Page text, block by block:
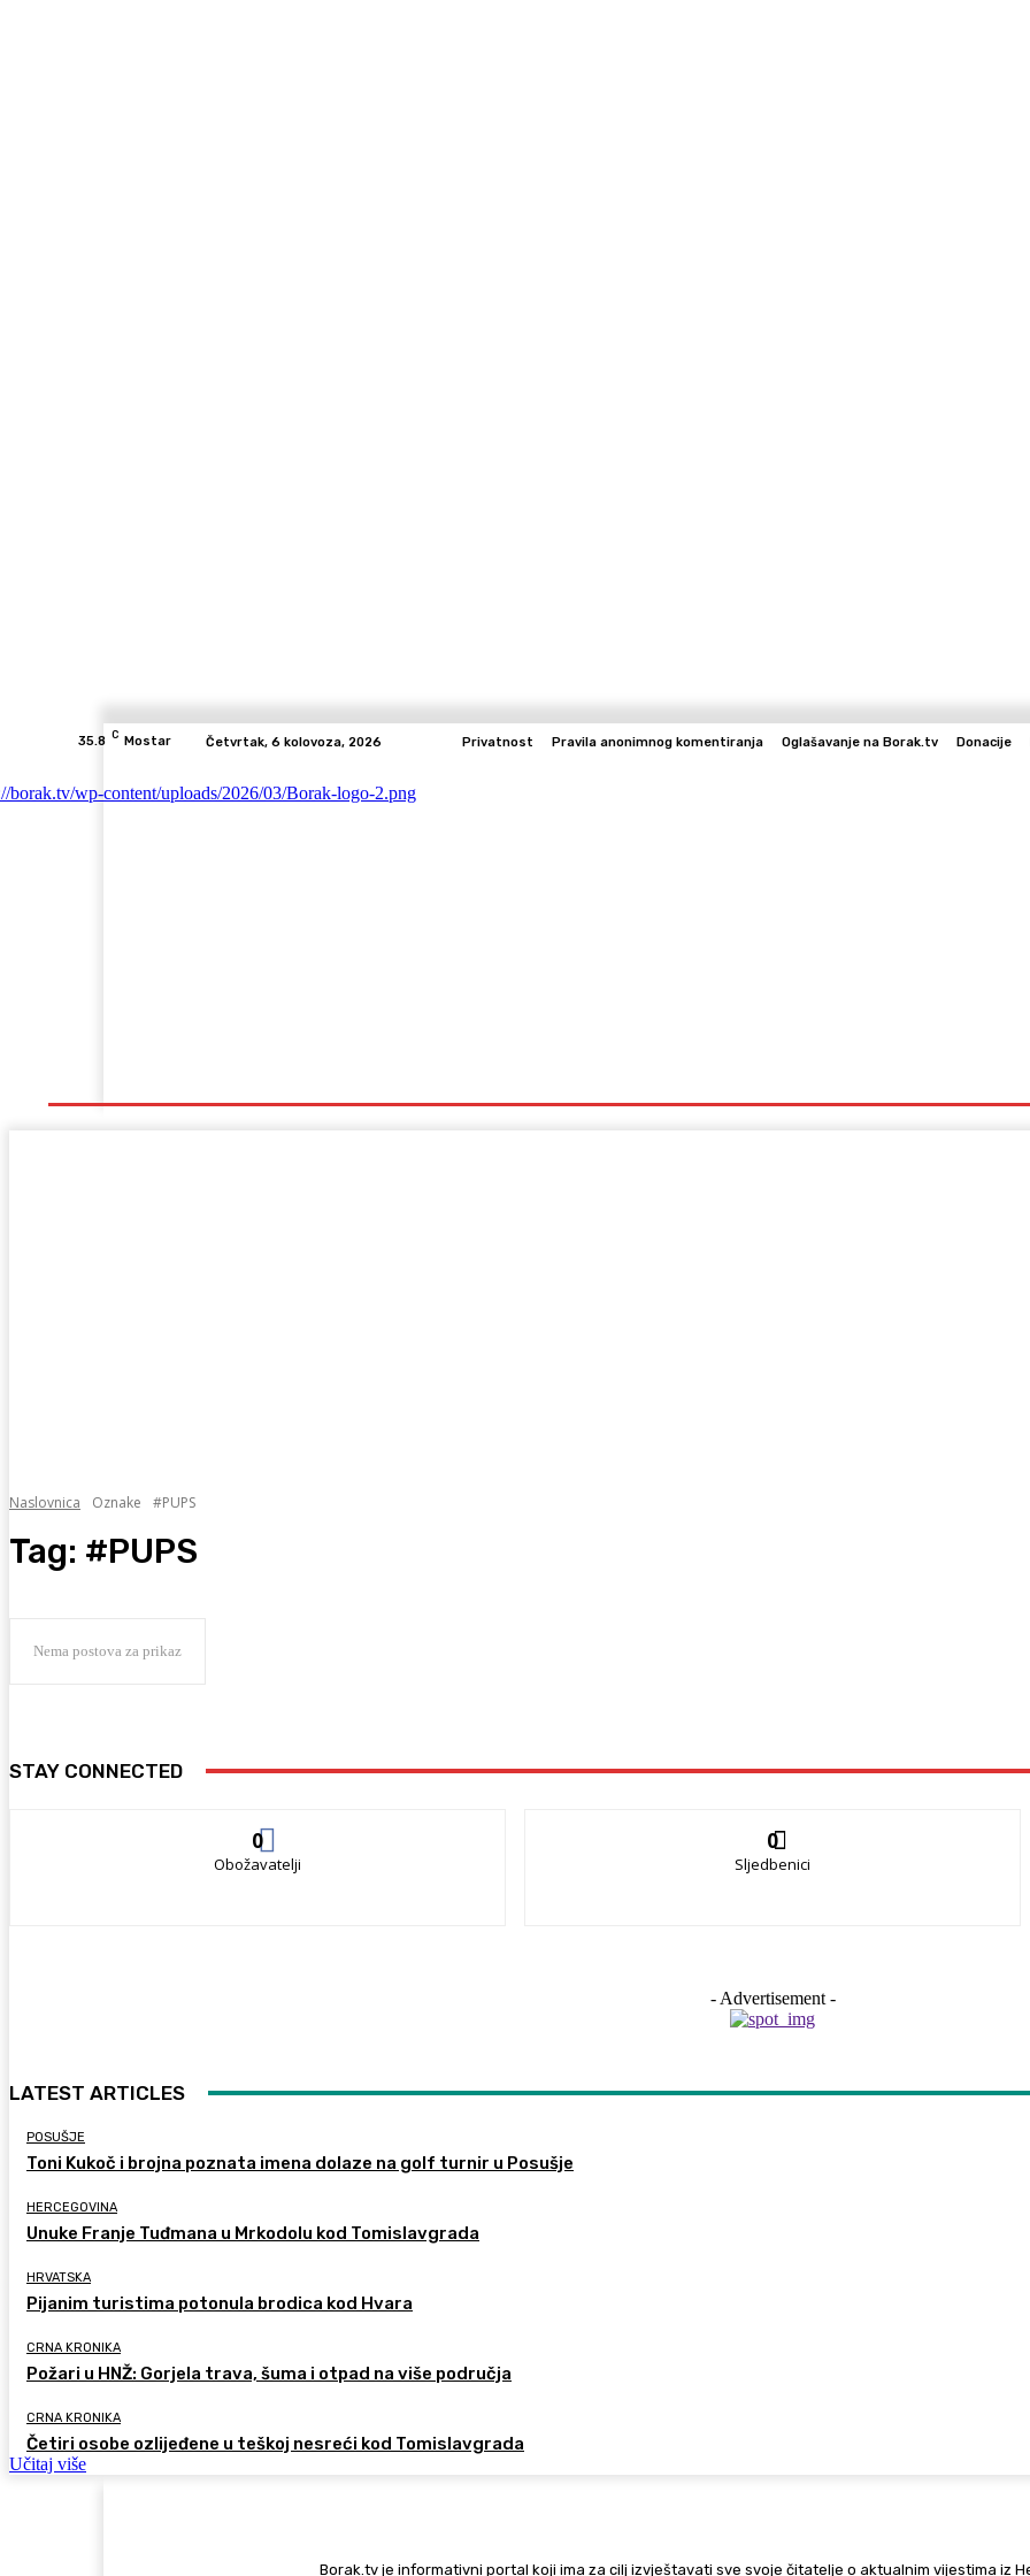
35.8 C Mostar Četvrtak, 6 kolovoza, 2026 Privatnost Pravila anonimnog komentiranja Oglašavanje na Borak.tv Donacije
Naslovnica Oznake #PUPS
Tag: #PUPS
Nema postova za prikaz
STAY CONNECTED
0
Obožavatelji
0
Sljedbenici
- Advertisement -
LATEST ARTICLES
POSUŠJE
Toni Kukoč i brojna poznata imena dolaze na golf turnir u Posušje
HERCEGOVINA
Unuke Franje Tuđmana u Mrkodolu kod Tomislavgrada
HRVATSKA
Pijanim turistima potonula brodica kod Hvara
CRNA KRONIKA
Požari u HNŽ: Gorjela trava, šuma i otpad na više područja
CRNA KRONIKA
Četiri osobe ozlijeđene u teškoj nesreći kod Tomislavgrada
Učitaj više
Borak.tv je informativni portal koji ima za cilj izvještavati sve svoje čitatelje o aktualnim vijestima iz